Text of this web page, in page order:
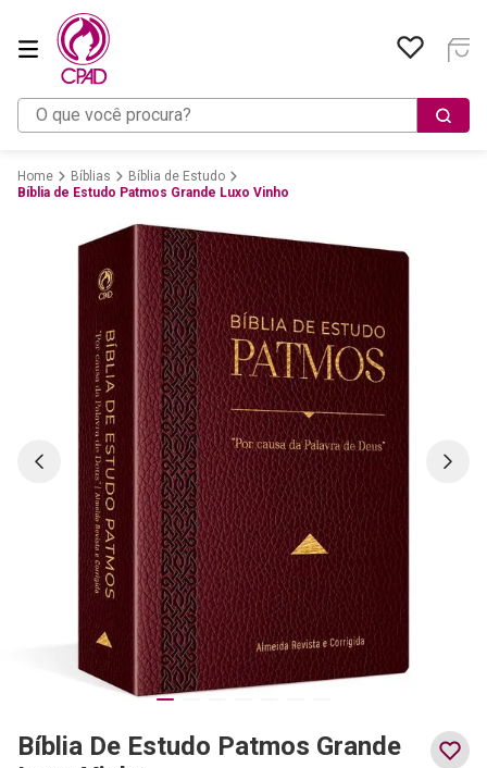
O que você procura?
Bíblias
Bíblia de Estudo
Bíblia de Estudo Patmos Grande Luxo Vinho
Bíblia De Estudo Patmos Grande